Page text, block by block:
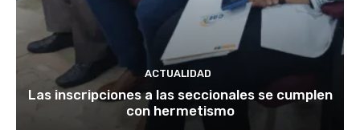
ACTUALIDAD
Las inscripciones a las seccionales se cumplen
con hermetismo